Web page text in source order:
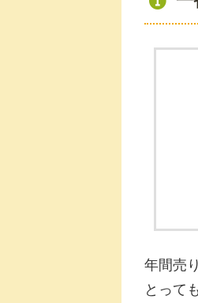
年間売
とって